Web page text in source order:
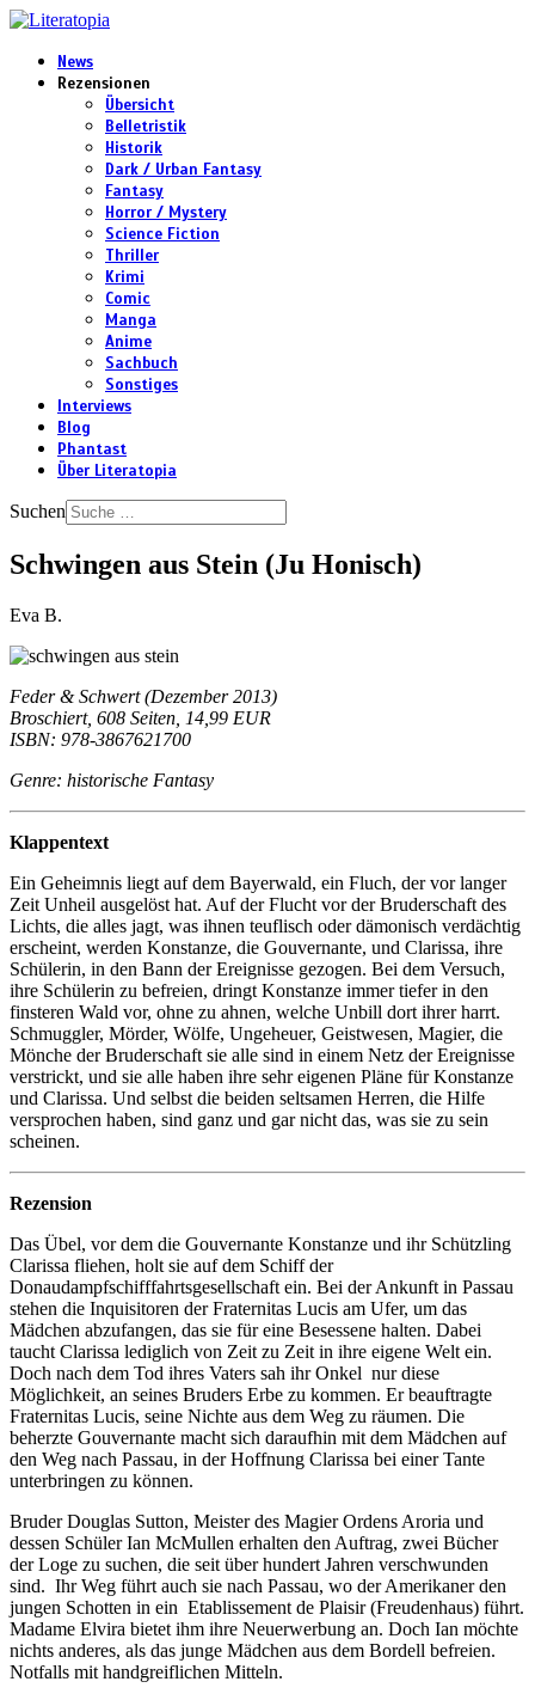
News
Rezensionen
Übersicht
Belletristik
Historik
Dark / Urban Fantasy
Fantasy
Horror / Mystery
Science Fiction
Thriller
Krimi
Comic
Manga
Anime
Sachbuch
Sonstiges
Interviews
Blog
Phantast
Über Literatopia
Suchen
Schwingen aus Stein (Ju Honisch)
Eva B.
Feder & Schwert (Dezember 2013)
Broschiert, 608 Seiten, 14,99 EUR
ISBN: 978-3867621700
Genre: historische Fantasy
Klappentext
Ein Geheimnis liegt auf dem Bayerwald, ein Fluch, der vor langer
Zeit Unheil ausgelöst hat. Auf der Flucht vor der Bruderschaft des
Lichts, die alles jagt, was ihnen teuflisch oder dämonisch verdächtig
erscheint, werden Konstanze, die Gouvernante, und Clarissa, ihre
Schülerin, in den Bann der Ereignisse gezogen. Bei dem Versuch,
ihre Schülerin zu befreien, dringt Konstanze immer tiefer in den
finsteren Wald vor, ohne zu ahnen, welche Unbill dort ihrer harrt.
Schmuggler, Mörder, Wölfe, Ungeheuer, Geistwesen, Magier, die
Mönche der Bruderschaft sie alle sind in einem Netz der Ereignisse
verstrickt, und sie alle haben ihre sehr eigenen Pläne für Konstanze
und Clarissa. Und selbst die beiden seltsamen Herren, die Hilfe
versprochen haben, sind ganz und gar nicht das, was sie zu sein
scheinen.
Rezension
Das Übel, vor dem die Gouvernante Konstanze und ihr Schützling
Clarissa fliehen, holt sie auf dem Schiff der
Donaudampfschifffahrtsgesellschaft ein. Bei der Ankunft in Passau
stehen die Inquisitoren der Fraternitas Lucis am Ufer, um das
Mädchen abzufangen, das sie für eine Besessene halten. Dabei
taucht Clarissa lediglich von Zeit zu Zeit in ihre eigene Welt ein.
Doch nach dem Tod ihres Vaters sah ihr Onkel nur diese
Möglichkeit, an seines Bruders Erbe zu kommen. Er beauftragte
Fraternitas Lucis, seine Nichte aus dem Weg zu räumen. Die
beherzte Gouvernante macht sich daraufhin mit dem Mädchen auf
den Weg nach Passau, in der Hoffnung Clarissa bei einer Tante
unterbringen zu können.
Bruder Douglas Sutton, Meister des Magier Ordens Aroria und
dessen Schüler Ian McMullen erhalten den Auftrag, zwei Bücher
der Loge zu suchen, die seit über hundert Jahren verschwunden
sind. Ihr Weg führt auch sie nach Passau, wo der Amerikaner den
jungen Schotten in ein Etablissement de Plaisir (Freudenhaus) führt.
Madame Elvira bietet ihm ihre Neuerwerbung an. Doch Ian möchte
nichts anderes, als das junge Mädchen aus dem Bordell befreien.
Notfalls mit handgreiflichen Mitteln.